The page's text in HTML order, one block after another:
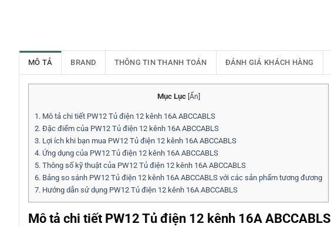
MÔ TẢ BRAND THÔNG TIN THANH TOÁN ĐÁNH GIÁ KHÁCH HÀNG
Mục Lục Ẩn
1. Mô tả chi tiết PW12 Tủ điện 12 kênh 16A ABCCABLS
2. Đặc điểm của PW12 Tủ điện 12 kênh 16A ABCCABLS
3. Lợi ích khi bạn mua PW12 Tủ điện 12 kênh 16A ABCCABLS
4. Ứng dụng của PW12 Tủ điện 12 kênh 16A ABCCABLS
5. Thông số kỹ thuật của PW12 Tủ điện 12 kênh 16A ABCCABLS
6. Bảng so sánh PW12 Tủ điện 12 kênh 16A ABCCABLS với các sản phẩm tương đương
7. Hướng dẫn sử dụng PW12 Tủ điện 12 kênh 16A ABCCABLS
Mô tả chi tiết PW12 Tủ điện 12 kênh 16A ABCCABLS